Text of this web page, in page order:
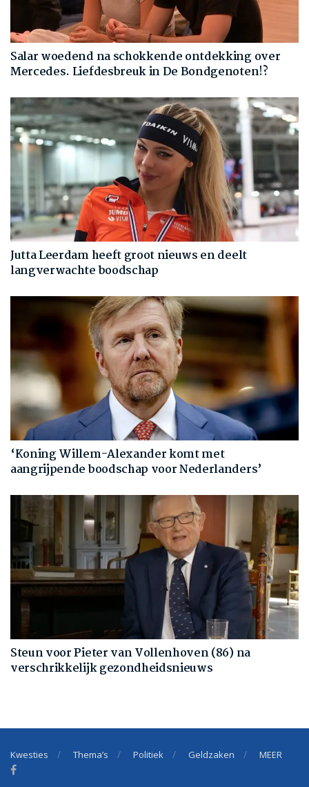
Salar woedend na schokkende ontdekking over
Mercedes. Liefdesbreuk in De Bondgenoten!?
Jutta Leerdam heeft groot nieuws en deelt
langverwachte boodschap
‘Koning Willem-Alexander komt met
aangrijpende boodschap voor Nederlanders’
Steun voor Pieter van Vollenhoven (86) na
verschrikkelijk gezondheidsnieuws
Kwesties Thema’s Politiek Geldzaken MEER